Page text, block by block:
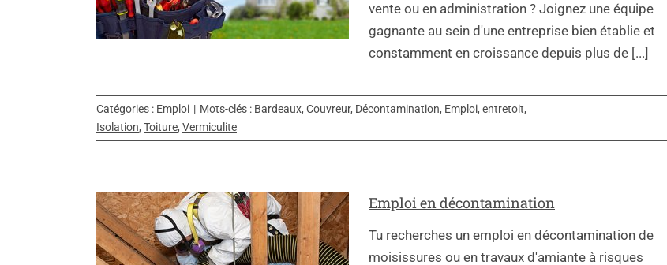
vente ou en administration ? Joignez une équipe
gagnante au sein d'une entreprise bien établie et
constamment en croissance depuis plus de [...]
Catégories : Emploi | Mots-clés : Bardeaux, Couvreur, Décontamination, Emploi, entretoit,
Isolation, Toiture, Vermiculite
Emploi en décontamination
Tu recherches un emploi en décontamination de
moisissures ou en travaux d'amiante à risques